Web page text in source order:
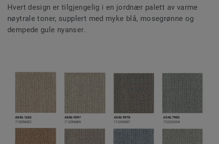
Hvert design er tilgjengelig i en jordnær palett av varme
nøytrale toner, supplert med myke blå, mosegrønne og
dempede gule nyanser.